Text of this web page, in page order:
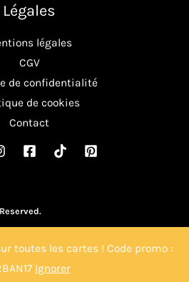
toutes les cartes ! Code promo :
Ignorer
Légales
légales
CGV
de confidentialité
de cookies
Contact